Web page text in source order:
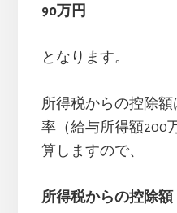
90万円
となります。
所得税からの控除
率（給与所得額200
算しますので、
所得税からの控除